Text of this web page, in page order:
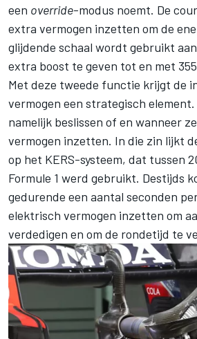
een override-modus noemt. De
extra vermogen inzetten om de
glijdende schaal wordt gebruikt
extra boost te geven tot en met
Met deze tweede functie krijgt de
vermogen een strategisch
namelijk beslissen of en wanneer
vermogen inzetten. In die zin lijkt
op het KERS-systeem, dat tussen
Formule 1 werd gebruikt. Destijds
gedurende een aantal seconden
elektrisch vermogen inzetten om
verdedigen en om de rondetijd te